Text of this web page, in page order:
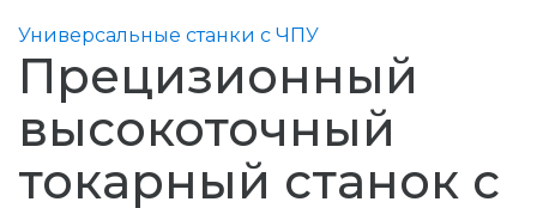
Универсальные станки с ЧПУ
Прецизионный
высокоточный
токарный станок с